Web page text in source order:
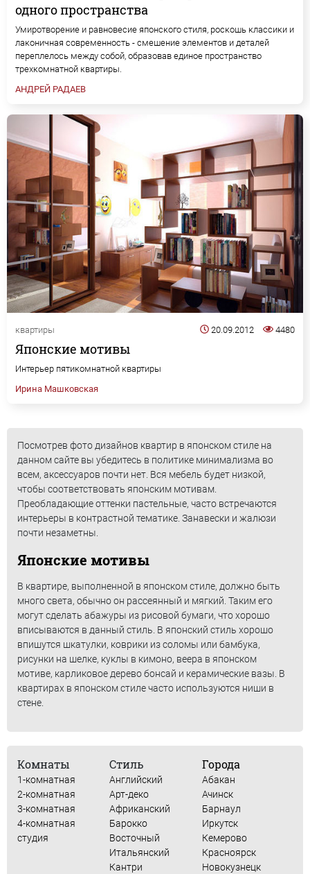
одного пространства
Умиротворение и равновесие японского стиля, роскошь классики и
лаконичная современность - смешение элементов и деталей
переплелось между собой, образовав единое пространство
трехкомнатной квартиры.
АНДРЕЙ РАДАЕВ
квартиры 20.09.2012 4480
Японские мотивы
Интерьер пятикомнатной квартиры
Ирина Машковская
Посмотрев фото дизайнов квартир в японском стиле на
данном сайте вы убедитесь в политике минимализма во
всем, аксессуаров почти нет. Вся мебель будет низкой,
чтобы соответствовать японским мотивам.
Преобладающие оттенки пастельные, часто встречаются
интерьеры в контрастной тематике. Занавески и жалюзи
почти незаметны.
Японские мотивы
В квартире, выполненной в японском стиле, должно быть
много света, обычно он рассеянный и мягкий. Таким его
могут сделать абажуры из рисовой бумаги, что хорошо
вписываются в данный стиль. В японский стиль хорошо
впишутся шкатулки, коврики из соломы или бамбука,
рисунки на шелке, куклы в кимоно, веера в японском
мотиве, карликовое дерево бонсай и керамические вазы. В
квартирах в японском стиле часто используются ниши в
стене.
Комнаты
1-комнатная
2-комнатная
3-комнатная
4-комнатная
студия
Стиль
Английский
Арт-деко
Африканский
Барокко
Восточный
Итальянский
Кантри
Города
Абакан
Ачинск
Барнаул
Иркутск
Кемерово
Красноярск
Новокузнецк